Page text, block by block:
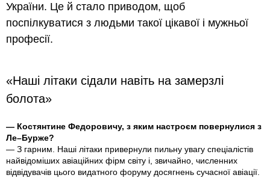
України. Це й стало приводом, щоб
поспілкуватися з людьми такої цікавої і мужньої
професії.
«Наші літаки сідали навіть на замерзлі
болота»
— Костянтине Федоровичу, з яким настроєм повернулися з
Ле–Бурже?
— З гарним. Наші літаки привернули пильну увагу спеціалістів
найвідоміших авіаційних фірм світу і, звичайно, численних
відвідувачів цього видатного форуму досягнень сучасної авіації.